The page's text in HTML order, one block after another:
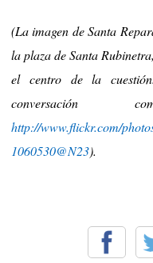
(La imagen de Santa
la plaza de Santa
el centro de la
conversación
http://www.flickr.com/
1060530@N23).